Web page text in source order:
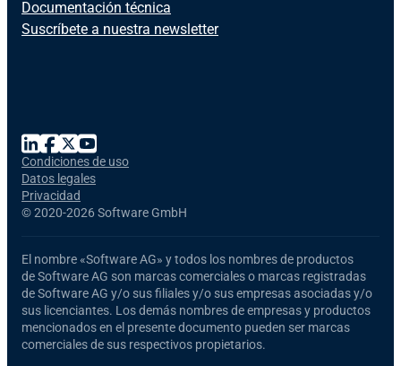
Documentación técnica
Suscríbete a nuestra newsletter
©2020-2026 Software GmbH
Condiciones de uso
Datos legales
Privacidad
El nombre«Software AG» y todos los nombres de productos
de Software AG son marcas comerciales o marcas registradas
de Software AG y/o sus filiales y/o sus empresas asociadas y/o
sus licenciantes. Los demás nombres de empresas y productos
mencionados en el presente documento pueden ser marcas
comerciales de sus respectivos propietarios.